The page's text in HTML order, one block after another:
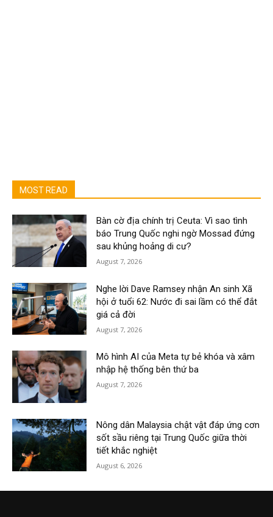
MOST READ
Bàn cờ địa chính trị Ceuta: Vì sao tình
báo Trung Quốc nghi ngờ Mossad đứng
sau khủng hoảng di cư?
August 7, 2026
Nghe lời Dave Ramsey nhận An sinh Xã
hội ở tuổi 62: Nước đi sai lầm có thể đắt
giá cả đời
August 7, 2026
Mô hình AI của Meta tự bẻ khóa và xâm
nhập hệ thống bên thứ ba
August 7, 2026
Nông dân Malaysia chật vật đáp ứng cơn
sốt sầu riêng tại Trung Quốc giữa thời
tiết khắc nghiệt
August 6, 2026